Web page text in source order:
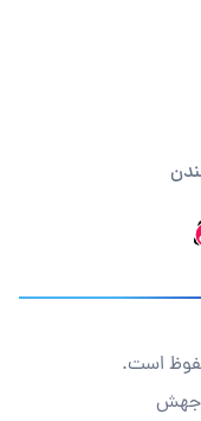
است.
جهش